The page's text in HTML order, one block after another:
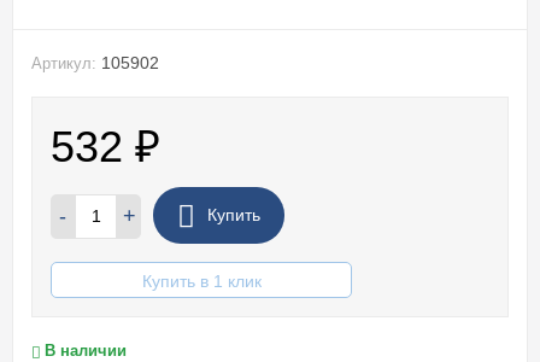
Артикул: 105902
532 ₽
- + Купить
Купить в 1 клик
В наличии